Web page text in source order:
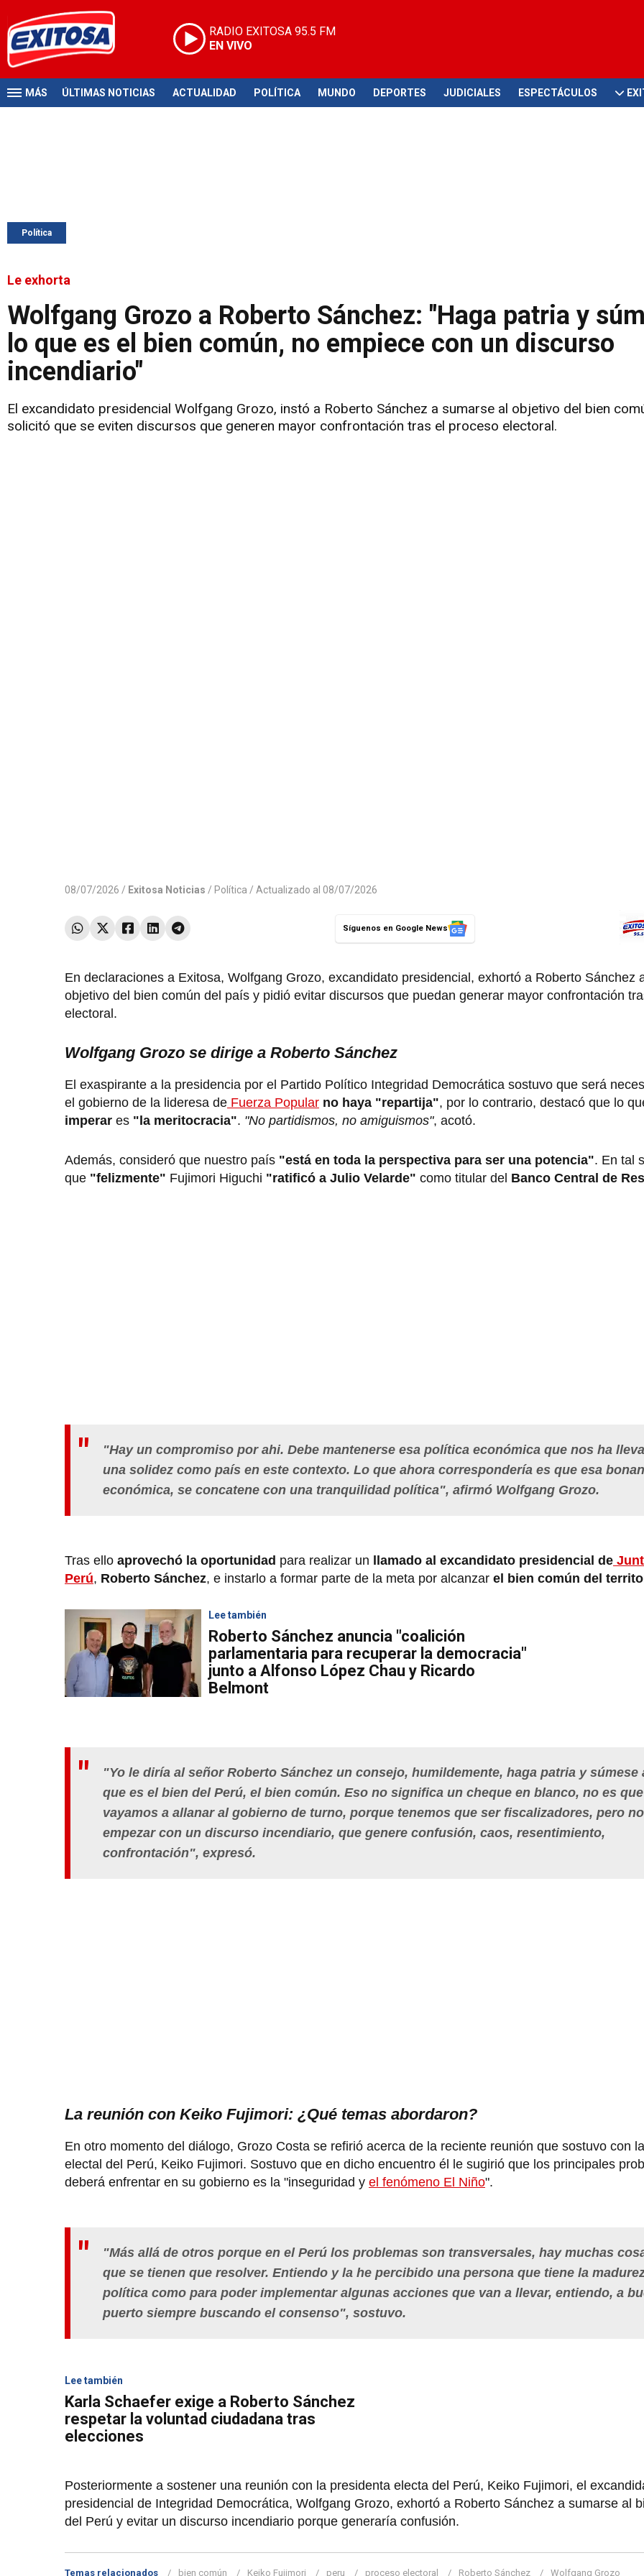
RADIO EXITOSA 95.5 FM
EN VIVO
MÁS ÚLTIMAS NOTICIAS ACTUALIDAD POLÍTICA MUNDO DEPORTES JUDICIALES ESPECTÁCULOS
Política
Le exhorta
Wolfgang Grozo a Roberto Sánchez: "Haga patria y
lo que es el bien común, no empiece con un discurso
incendiario"
El excandidato presidencial Wolfgang Grozo, instó a Roberto Sánchez a sumarse al objetivo del bien
solicitó que se eviten discursos que generen mayor confrontación tras el proceso electoral.
08/07/2026 / Exitosa Noticias / Política / Actualizado al 08/07/2026
Síguenos en Google News
En declaraciones a Exitosa, Wolfgang Grozo, excandidato presidencial, exhortó a Roberto Sánchez
objetivo del bien común del país y pidió evitar discursos que puedan generar mayor confrontación
electoral.
Wolfgang Grozo se dirige a Roberto Sánchez
El exaspirante a la presidencia por el Partido Político Integridad Democrática sostuvo que será
el gobierno de la lideresa de Fuerza Popular no haya "repartija", por lo contrario, destacó que lo
imperar es "la meritocracia". "No partidismos, no amiguismos", acotó.
Además, consideró que nuestro país "está en toda la perspectiva para ser una potencia". En tal
que "felizmente" Fujimori Higuchi "ratificó a Julio Velarde" como titular del Banco Central de
"Hay un compromiso por ahi. Debe mantenerse esa política económica que nos ha
una solidez como país en este contexto. Lo que ahora correspondería es que esa
económica, se concatene con una tranquilidad política", afirmó Wolfgang Grozo.
Tras ello aprovechó la oportunidad para realizar un llamado al excandidato presidencial de
Perú, Roberto Sánchez, e instarlo a formar parte de la meta por alcanzar el bien común del
Lee también
Roberto Sánchez anuncia "coalición
parlamentaria para recuperar la democracia"
junto a Alfonso López Chau y Ricardo
Belmont
"Yo le diría al señor Roberto Sánchez un consejo, humildemente, haga patria y súmese
que es el bien del Perú, el bien común. Eso no significa un cheque en blanco, no es
vayamos a allanar al gobierno de turno, porque tenemos que ser fiscalizadores, pero no
empezar con un discurso incendiario, que genere confusión, caos, resentimiento,
confrontación", expresó.
La reunión con Keiko Fujimori: ¿Qué temas abordaron?
En otro momento del diálogo, Grozo Costa se refirió acerca de la reciente reunión que sostuvo con
electal del Perú, Keiko Fujimori. Sostuvo que en dicho encuentro él le sugirió que los principales
deberá enfrentar en su gobierno es la "inseguridad y el fenómeno El Niño".
"Más allá de otros porque en el Perú los problemas son transversales, hay muchas
que se tienen que resolver. Entiendo y la he percibido una persona que tiene la
política como para poder implementar algunas acciones que van a llevar, entiendo, a
puerto siempre buscando el consenso", sostuvo.
Lee también
Karla Schaefer exige a Roberto Sánchez
respetar la voluntad ciudadana tras
elecciones
Posteriormente a sostener una reunión con la presidenta electa del Perú, Keiko Fujimori, el
presidencial de Integridad Democrática, Wolfgang Grozo, exhortó a Roberto Sánchez a sumarse al
del Perú y evitar un discurso incendiario porque generaría confusión.
Temas relacionados bien común Keiko Fujimori peru proceso electoral Roberto Sánchez Wolfgang Grozo